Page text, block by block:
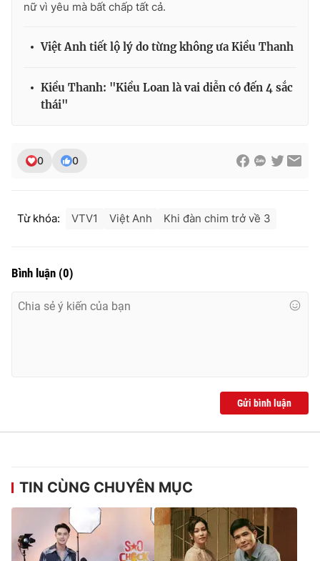
Giấy phép hoạt động báo in và báo điện tử số 483/GP-BTTTT
Phó Tổng Biên tập:
Tổng đài VTV:024.38 355 931 - 024.38 355 932
nữ vì yêu mà bất chấp tất cả.
Việt Anh tiết lộ lý do từng không ưa Kiều Thanh
Kiều Thanh: "Kiều Loan là vai diễn có đến 4 sắc
thái"
0 0
Từ khóa: VTV1 Việt Anh Khi đàn chim trở về 3
Bình luận (0)
Gửi bình luận
TIN CÙNG CHUYÊN MỤC